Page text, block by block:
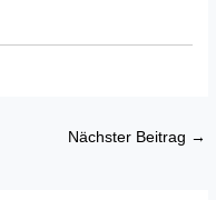
Nächster Beitrag →